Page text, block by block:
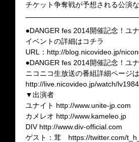
チケット争奪戦が予想される公演
●DANGER fes 2014開催記念！ユ
イベントの詳細はコチラ
URL：http://blog.nicovideo.jp/
●DANGER fes 2014開催記念！ユ
ニコニコ生放送の番組詳細ページ
http://live.nicovideo.jp/watch/
▼出演者
ユナイト http://www.unite-jp.com
カメレオ http://www.kameleo.jp
DIV http://www.div-official.com
ゲスト：茸 https://twitter.com/